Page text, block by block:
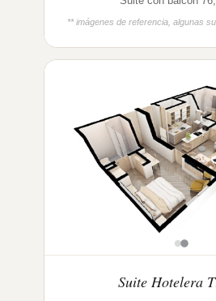
** imágenes de referencia, algunas
Suite Hotelera